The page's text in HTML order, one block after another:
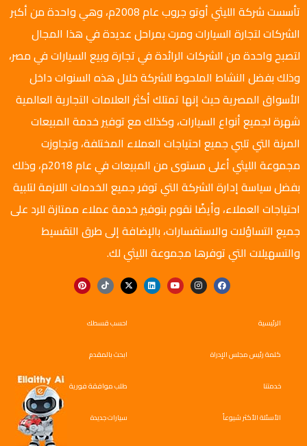
تأسست شركة الليثي أوتو جروب عام 2008م، وهي واحدة من أكبر
الشركات لتجارة السيارات ومرت بمراحل عديدة في هذا المجال
لتصبح واحدة من الشركات الرائدة في تجارة وبيع السيارات في مصر،
وذلك بفضل النشاط الملحوظ للشركة خلال هذه السنوات داخل
الأسواق المصرية حيث إنها تمتلك أكثر العلامات التجارية العالمية
شهرة لجميع أنواع السيارات، وكذلك مع توفير خدمة المبيعات
المرنة التي تلبي جميع احتياجات العملاء المختلفة، وتجاوزت
مجموعة الليثي أعلى مستوى من المبيعات في عام 2018م، وذلك
بفضل سياسة إدارة الشركة التي توفر جميع الخدمات اللازمة لتلبية
احتياجات العملاء، وأيضًا نقوم بتوفير خدمة عملاء ممتازة للرد على
جميع التساؤلات والاستفسارات، بالإضافة إلى طرق التقسيط
والتسهيلات التي توفرها مجموعة الليثي لك.
الرئيسية
كلمة رئيس مجلس الإدراة
خدمتنا
الأسئلة الأكثر شيوعاً
احسب قسطك
ابحث بالمقدم
طلب موافقة فورية
سيارات جديدة